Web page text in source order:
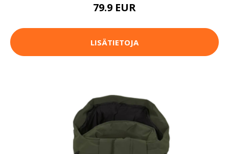
79.9 EUR
LISÄTIETOJA